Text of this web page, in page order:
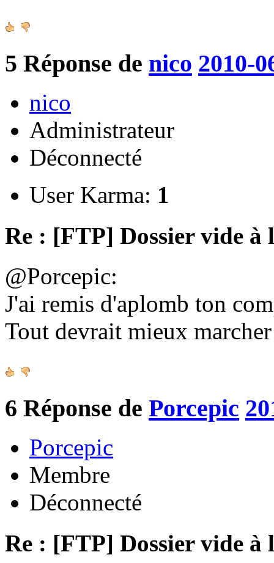
5 Réponse de nico 2010-
nico
Administrateur
Déconnecté
User Karma: 1
Re : [FTP] Dossier vide à
@Porcepic:
J'ai remis d'aplomb ton
Tout devrait mieux
6 Réponse de Porcepic
Porcepic
Membre
Déconnecté
Re : [FTP] Dossier vide à